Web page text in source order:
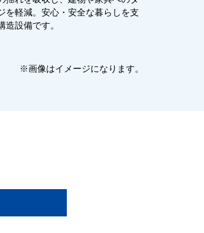
を軽減。安心・安全な暮らしを支
造設備です。
※画像はイメージになります。